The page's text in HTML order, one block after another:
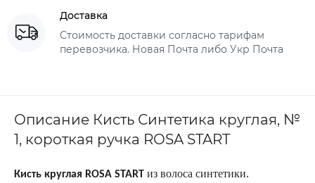
Доставка
Стоимость доставки согласно тарифам
перевозчика. Новая Почта либо Укр Почта
Описание Кисть Синтетика круглая, №
1, короткая ручка ROSA START
Кисть круглая ROSA START из волоса синтетики.